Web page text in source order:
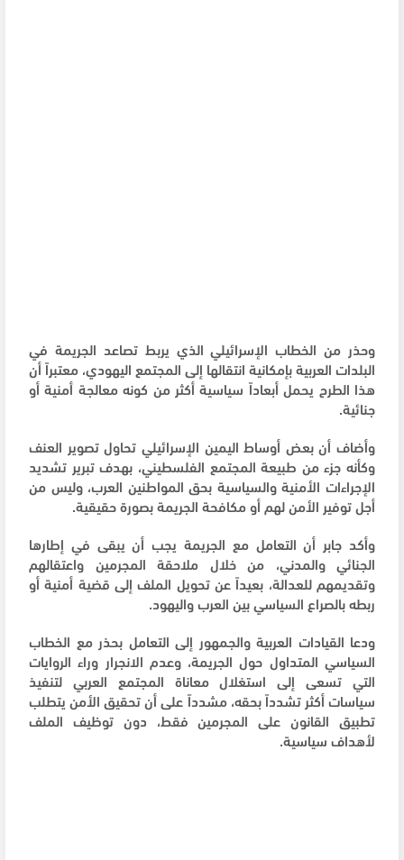
وحذر من الخطاب الإسرائيلي الذي يربط تصاعد الجريمة في
البلدات العربية بإمكانية انتقالها إلى المجتمع اليهودي، معتبراً أن
هذا الطرح يحمل أبعاداً سياسية أكثر من كونه معالجة أمنية أو
جنائية.
وأضاف أن بعض أوساط اليمين الإسرائيلي تحاول تصوير العنف
وكأنه جزء من طبيعة المجتمع الفلسطيني، بهدف تبرير تشديد
الإجراءات الأمنية والسياسية بحق المواطنين العرب، وليس من
أجل توفير الأمن لهم أو مكافحة الجريمة بصورة حقيقية.
وأكد جابر أن التعامل مع الجريمة يجب أن يبقى في إطارها
الجنائي والمدني، من خلال ملاحقة المجرمين واعتقالهم
وتقديمهم للعدالة، بعيداً عن تحويل الملف إلى قضية أمنية أو
ربطه بالصراع السياسي بين العرب واليهود.
ودعا القيادات العربية والجمهور إلى التعامل بحذر مع الخطاب
السياسي المتداول حول الجريمة، وعدم الانجرار وراء الروايات
التي تسعى إلى استغلال معاناة المجتمع العربي لتنفيذ
سياسات أكثر تشدداً بحقه، مشدداً على أن تحقيق الأمن يتطلب
تطبيق القانون على المجرمين فقط، دون توظيف الملف
لأهداف سياسية.